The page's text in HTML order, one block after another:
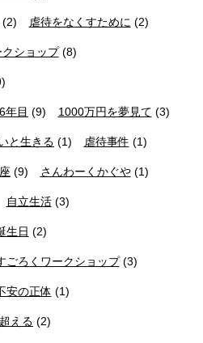
(2) 虐待をなくすために (2)
ショップ(8)
年目 (9) 1000万円を夢見て (3)
と生きる (1) 虐待事件 (1)
(9) さんわーくかぐや(1)
自立生活(3)
生日 (2)
ごろくワークショップ(3)
安の正体 (1)
える (2)